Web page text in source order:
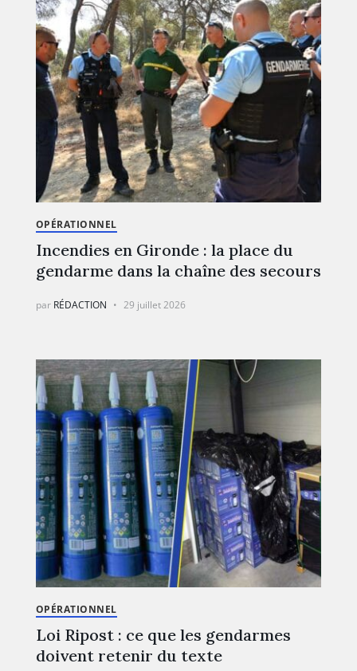
OPÉRATIONNEL
Incendies en Gironde : la place du
gendarme dans la chaîne des secours
par RÉDACTION 29 juillet 2026
OPÉRATIONNEL
Loi Ripost : ce que les gendarmes
doivent retenir du texte